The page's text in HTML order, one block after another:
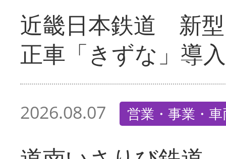
近畿日本鉄道 新
正車「きずな」導入
2026.08.07 営業・事業・